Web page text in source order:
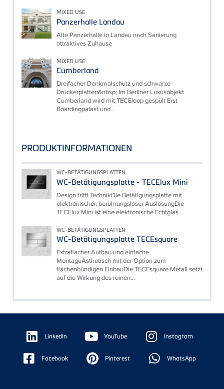
MIXED USE
Panzerhalle Landau
Alte Panzerhalle in Landau nach Sanierung
attraktives Zuhause
MIXED USE
Cumberland
Dreifacher Denkmalschutz und schwarze
Drückerplatten&nbsp; Im Berliner Luxusobjekt
Cumberland wird mit TECEloop gespült Erst
Boardingpalast und...
PRODUKTINFORMATIONEN
WC-BETÄTIGUNGSPLATTEN
WC-Betätigungsplatte - TECElux Mini
Design trifft TechnikDie Betätigungsplatte mit
elektronischer, berührungsloser AuslösungDie
TECElux Mini ist eine elektronische Echtglas...
WC-BETÄTIGUNGSPLATTEN
WC-Betätigungsplatte TECEsquare
Extraflacher Aufbau und einfache
MontageÄsthetisch mit der Option zum
flächenbündigen EinbauDie TECEsquare Metall setzt
auf die Wirkung des reinen...
Floating
Sidebar LinkedIn YouTube Instagram
Facebook Pinterest WhatsApp